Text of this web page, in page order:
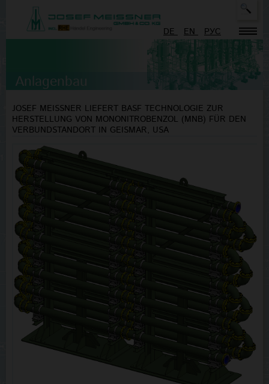
DE EN PУC
Anlagenbau
JOSEF MEISSNER LIEFERT BASF TECHNOLOGIE ZUR
HERSTELLUNG VON MONONITROBENZOL (MNB) FÜR DEN
VERBUNDSTANDORT IN GEISMAR, USA